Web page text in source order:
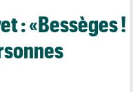
: «Bessèges !